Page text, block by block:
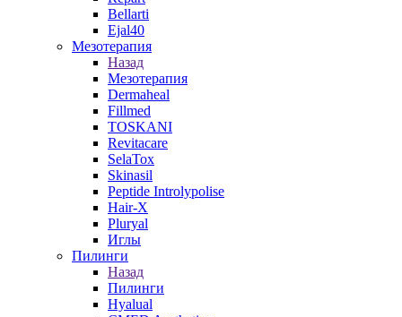
Bellarti
Ejal40
Мезотерапия
Назад
Мезотерапия
Dermaheal
Fillmed
TOSKANI
Revitacare
SelaTox
Skinasil
Peptide Introlypolise
Hair-X
Pluryal
Иглы
Пилинги
Назад
Пилинги
Hyalual